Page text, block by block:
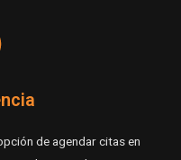
de agendar citas en